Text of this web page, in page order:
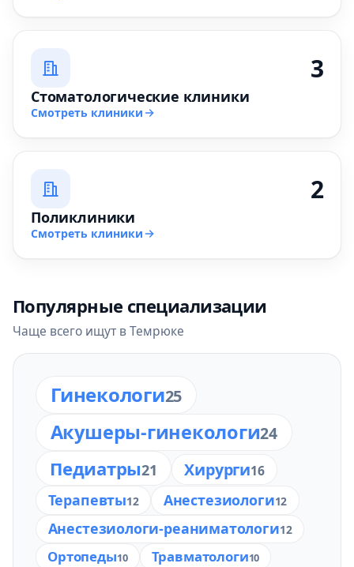
3
Стоматологические клиники
Смотреть клиники
2
Поликлиники
Смотреть клиники
Популярные специализации
Чаще всего ищут в Темрюке
Гинекологи25
Акушеры-гинекологи24
Педиатры21 Хирурги16
Терапевты12 Анестезиологи12
Анестезиологи-реаниматологи12
Ортопеды10 Травматологи10